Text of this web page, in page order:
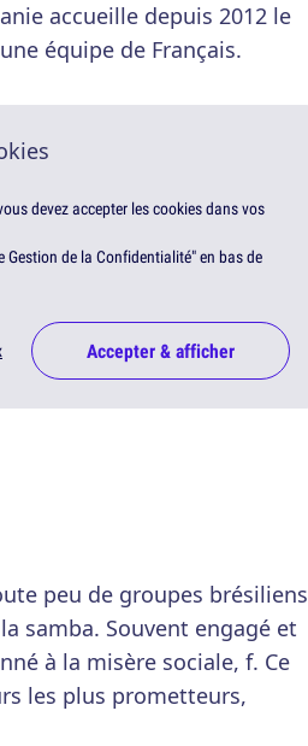
accueille depuis 2012 le
équipe de Français.
devez accepter les cookies dans vos
de la Confidentialité" en bas de
Accepter & afficher
peu de groupes brésiliens
samba. Souvent engagé et
à la misère sociale, f. Ce
les plus prometteurs,